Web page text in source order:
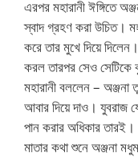
এরপর মহারানী ঈঙ্গিতে
স্বাদ গ্রহণ করা উচিত।
করে তার মুখে দিয়ে
করল তারপর সেও
মহারানী বললেন –
আবার দিয়ে দাও। যুবরাজ
পান করার অধিকার তারই।
মাতার কথা শুনে অঞ্জনা